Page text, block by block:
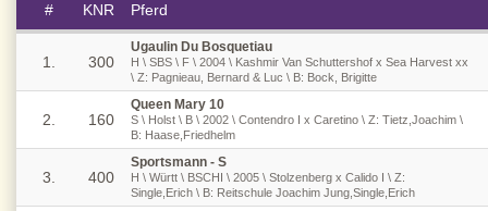
# KNR Pferd
1. 300
Ugaulin Du Bosquetiau
H \ SBS \ F \ 2004 \ Kashmir Van Schuttershof x Sea Harvest xx
\ Z: Pagnieau, Bernard & Luc \ B: Bock, Brigitte
2. 160
Queen Mary 10
S \ Holst \ B \ 2002 \ Contendro I x Caretino \ Z: Tietz,Joachim \
B: Haase,Friedhelm
3. 400
Sportsmann - S
H \ Württ \ BSCHI \ 2005 \ Stolzenberg x Calido I \ Z:
Single,Erich \ B: Reitschule Joachim Jung,Single,Erich